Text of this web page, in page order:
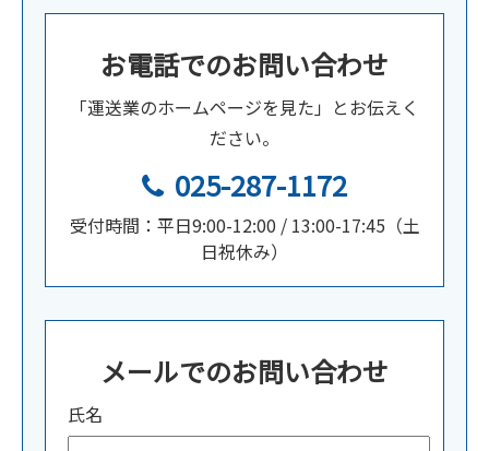
お電話でのお問い合わせ
「運送業のホームページを見た」とお伝えく
ださい。
025-287-1172
受付時間：平日9:00-12:00 / 13:00-17:45（土
日祝休み）
メールでのお問い合わせ
氏名